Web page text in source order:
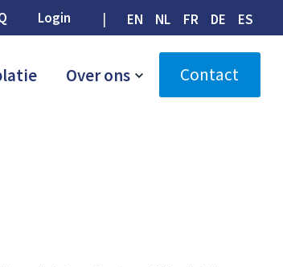
Login EN NL FR DE ES
Over ons Contact